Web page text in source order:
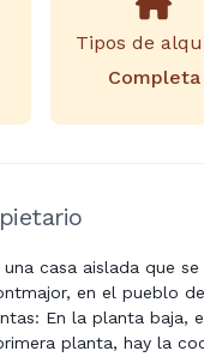
Tipos de
Completa
casa aislada que
en el pueblo
En la planta baja,
planta, hay la